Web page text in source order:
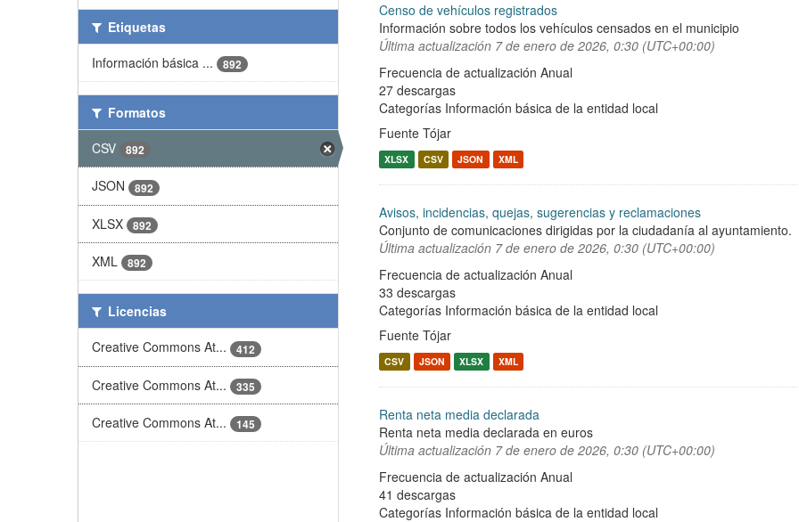
Etiquetas
Información básica ...
892
Formatos
CSV
892
JSON 892
XLSX 892
XML 892
Licencias
Creative Commons At...
412
Creative Commons At... 335
Creative Commons At... 145
Censo de vehículos registrados
Información sobre todos los vehículos censados en el municipio
Última actualización 7 de enero de 2026, 0:30 (UTC+00:00)
Frecuencia de actualización Anual
27 descargas
Categorías Información básica de la entidad local
Fuente Tójar
XLSX CSV JSON XML
Avisos, incidencias, quejas, sugerencias y reclamaciones
Conjunto de comunicaciones dirigidas por la ciudadanía al ayuntamiento.
Última actualización 7 de enero de 2026, 0:30 (UTC+00:00)
Frecuencia de actualización Anual
33 descargas
Categorías Información básica de la entidad local
Fuente Tójar
CSV JSON XLSX XML
Renta neta media declarada
Renta neta media declarada en euros
Última actualización 7 de enero de 2026, 0:30 (UTC+00:00)
Frecuencia de actualización Anual
41 descargas
Categorías Información básica de la entidad local